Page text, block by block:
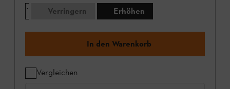
Verringern
Erhöhen
In den Warenkorb
Vergleichen